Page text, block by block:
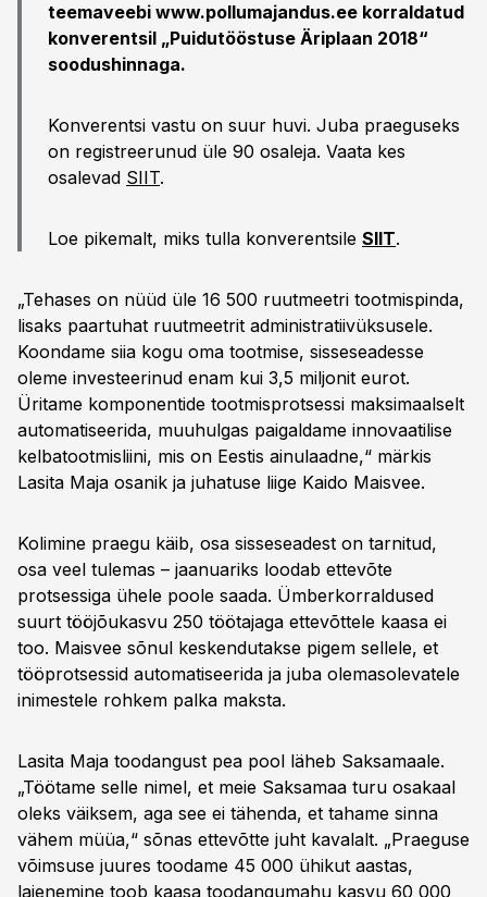
teemaveebi www.pollumajandus.ee korraldatud
konverentsil „Puidutööstuse Äriplaan 2018“
soodushinnaga.
Konverentsi vastu on suur huvi. Juba praeguseks
on registreerunud üle 90 osaleja. Vaata kes
osalevad SIIT.
Loe pikemalt, miks tulla konverentsile SIIT.
„Tehases on nüüd üle 16 500 ruutmeetri tootmispinda,
lisaks paartuhat ruutmeetrit administratiivüksusele.
Koondame siia kogu oma tootmise, sisseseadesse
oleme investeerinud enam kui 3,5 miljonit eurot.
Üritame komponentide tootmisprotsessi maksimaalselt
automatiseerida, muuhulgas paigaldame innovaatilise
kelbatootmisliini, mis on Eestis ainulaadne,“ märkis
Lasita Maja osanik ja juhatuse liige Kaido Maisvee.
Kolimine praegu käib, osa sisseseadest on tarnitud,
osa veel tulemas – jaanuariks loodab ettevõte
protsessiga ühele poole saada. Ümberkorraldused
suurt tööjõukasvu 250 töötajaga ettevõttele kaasa ei
too. Maisvee sõnul keskendutakse pigem sellele, et
tööprotsessid automatiseerida ja juba olemasolevatele
inimestele rohkem palka maksta.
Lasita Maja toodangust pea pool läheb Saksamaale.
„Töötame selle nimel, et meie Saksamaa turu osakaal
oleks väiksem, aga see ei tähenda, et tahame sinna
vähem müüa,“ sõnas ettevõtte juht kavalalt. „Praeguse
võimsuse juures toodame 45 000 ühikut aastas,
laienemine toob kaasa toodangumahu kasvu 60 000